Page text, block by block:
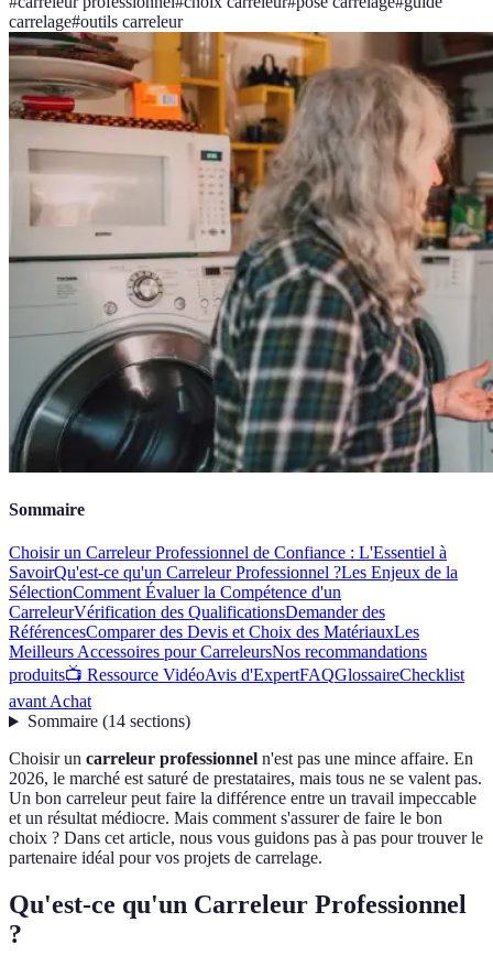
carrelage#outils carreleur
Sommaire
Choisir un Carreleur Professionnel de Confiance : L'Essentiel à
SavoirQu'est-ce qu'un Carreleur Professionnel ?Les Enjeux de la
SélectionComment Évaluer la Compétence d'un
CarreleurVérification des QualificationsDemander des
RéférencesComparer des Devis et Choix des MatériauxLes
Meilleurs Accessoires pour CarreleursNos recommandations
produits📺 Ressource VidéoAvis d'ExpertFAQGlossaireChecklist
avant Achat
Sommaire(14 sections)
Choisir un carreleur professionnel n'est pas une mince affaire. En
2026, le marché est saturé de prestataires, mais tous ne se valent pas.
Un bon carreleur peut faire la différence entre un travail impeccable
et un résultat médiocre. Mais comment s'assurer de faire le bon
choix ? Dans cet article, nous vous guidons pas à pas pour trouver le
partenaire idéal pour vos projets de carrelage.
Qu'est-ce qu'un Carreleur Professionnel
?